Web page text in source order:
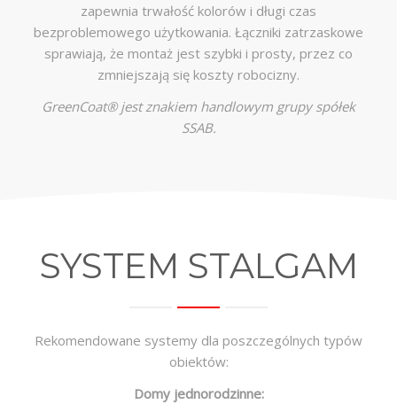
zapewnia trwałość kolorów i długi czas
bezproblemowego użytkowania. Łączniki zatrzaskowe
sprawiają, że montaż jest szybki i prosty, przez co
zmniejszają się koszty robocizny.
GreenCoat® jest znakiem handlowym grupy spółek
SSAB.
SYSTEM STALGAM
Rekomendowane systemy dla poszczególnych typów
obiektów:
Domy jednorodzinne: